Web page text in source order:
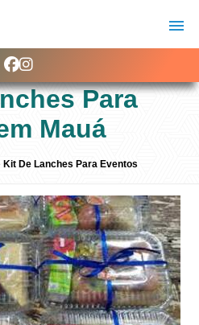
Para
Mauá
Kit De Lanches Para Eventos